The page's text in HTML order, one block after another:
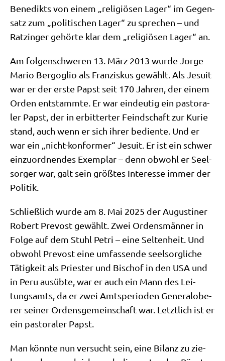
Bene­dikts von einem „reli­giö­sen Lager“ im Gegen­
satz zum „poli­ti­schen Lager“ zu spre­chen – und
Ratz­in­ger gehör­te klar dem „reli­giö­sen Lager“ an.
Am fol­gen­schwe­ren 13. März 2013 wur­de Jor­ge
Mario Berg­o­glio als Fran­zis­kus gewählt. Als Jesu­it
war er der erste Papst seit 170 Jah­ren, der einem
Orden ent­stamm­te. Er war ein­deu­tig ein pasto­ra­
ler Papst, der in erbit­ter­ter Feind­schaft zur Kurie
stand, auch wenn er sich ihrer bedien­te. Und er
war ein „nicht-kon­for­mer“ Jesu­it. Er ist ein schwer
ein­zu­ord­nen­des Exem­plar – denn obwohl er Seel­
sor­ger war, galt sein größ­tes Inter­es­se immer der
Politik.
Schließ­lich wur­de am 8. Mai 2025 der Augu­sti­ner
Robert Pre­vost gewählt. Zwei Ordens­män­ner in
Fol­ge auf dem Stuhl Petri – eine Sel­ten­heit. Und
obwohl Pre­vost eine umfas­sen­de seel­sorg­li­che
Tätig­keit als Prie­ster und Bischof in den USA und
in Peru aus­üb­te, war er auch ein Mann des Lei­
tungs­amts, da er zwei Amts­pe­ri­oden Gene­ral­obe­
rer sei­ner Ordens­ge­mein­schaft war. Letzt­lich ist er
ein pasto­ra­ler Papst.
Man könn­te nun ver­sucht sein, eine Bilanz zu zie­